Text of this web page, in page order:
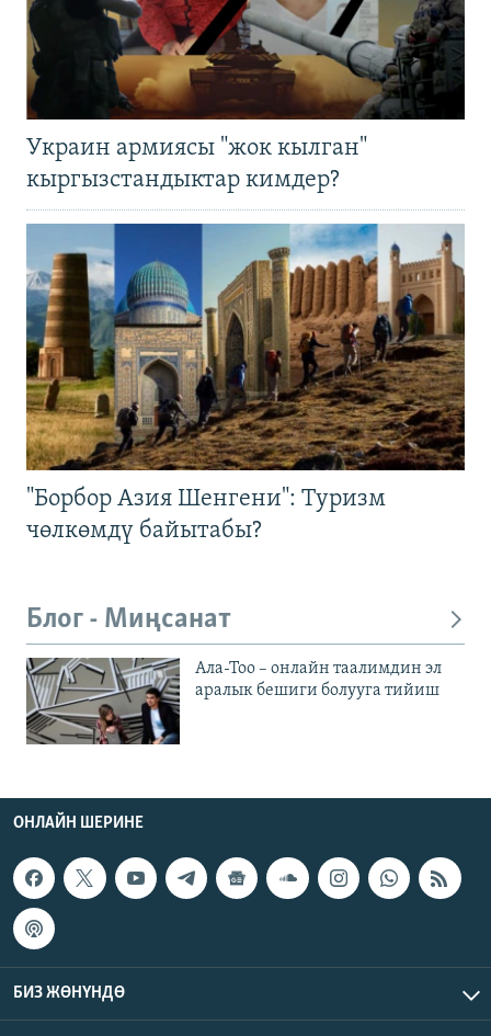
Украин армиясы "жок кылган"
кыргызстандыктар кимдер?
"Борбор Азия Шенгени": Туризм
чөлкөмдү байытабы?
Блог - Миңсанат
Ала-Тоо – онлайн таалимдин эл
аралык бешиги болууга тийиш
ОНЛАЙН ШЕРИНЕ
БИЗ ЖӨНҮНДӨ